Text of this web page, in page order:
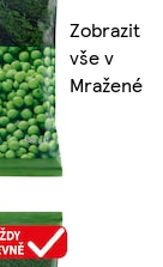
Zobrazit
vše v
Mražené